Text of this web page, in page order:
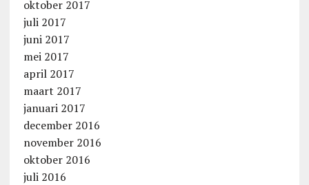
oktober 2017
juli 2017
juni 2017
mei 2017
april 2017
maart 2017
januari 2017
december 2016
november 2016
oktober 2016
juli 2016